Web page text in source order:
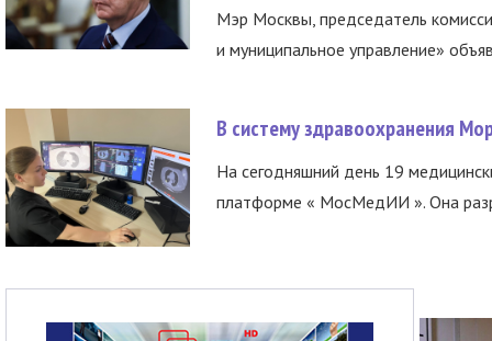
Мэр Москвы, председатель
и муниципальное управление»
В систему здравоохранения
На сегодняшний день 19
платформе « МосМедИИ ». Она